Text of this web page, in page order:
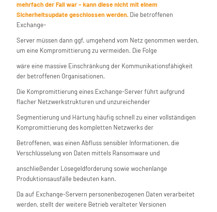
mehrfach der Fall war – kann diese nicht mit einem
Sicherheitsupdate geschlossen werden.Die betroffenen
Exchange-
Server müssen dann ggf. umgehend vom Netz genommen werden,
um eine Kompromittierung zu vermeiden. Die Folge
wäre eine massive Einschränkung der Kommunikationsfähigkeit
der betroffenen Organisationen.
Die Kompromittierung eines Exchange-Server führt aufgrund
flacher Netzwerkstrukturen und unzureichender
Segmentierung und Härtung häufig schnell zu einer vollständigen
Kompromittierung des kompletten Netzwerks der
Betroffenen, was einen Abfluss sensibler Informationen, die
Verschlüsselung von Daten mittels Ransomware und
anschließender Lösegeldforderung sowie wochenlange
Produktionsausfälle bedeuten kann.
Da auf Exchange-Servern personenbezogenen Daten verarbeitet
werden, stellt der weitere Betrieb veralteter Versionen